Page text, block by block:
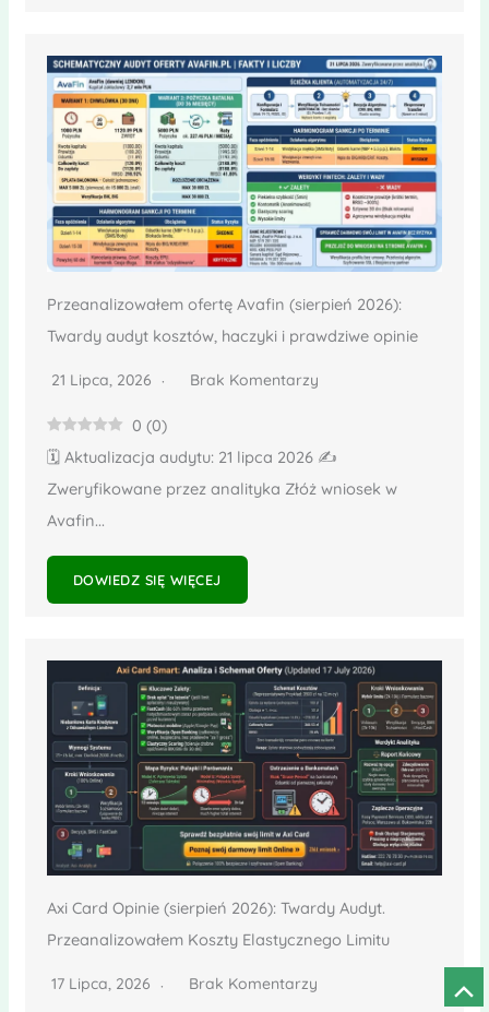
Przeanalizowałem ofertę Avafin (sierpień 2026):
Twardy audyt kosztów, haczyki i prawdziwe opinie
21 Lipca, 2026 Brak Komentarzy
0 (0)
🗓️ Aktualizacja audytu: 21 lipca 2026 ✍️
Zweryfikowane przez analityka Złóż wniosek w
Avafin...
DOWIEDZ SIĘ WIĘCEJ
Axi Card Opinie (sierpień 2026): Twardy Audyt.
Przeanalizowałem Koszty Elastycznego Limitu
17 Lipca, 2026 Brak Komentarzy